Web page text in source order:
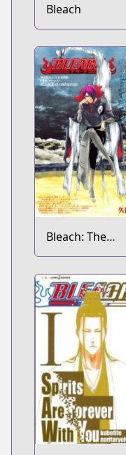
Bleach
Bleach: The
Unforgivens